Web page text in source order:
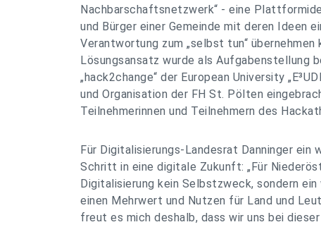
Nachbarschaftsnetzwerk“ - eine
und Bürger einer Gemeinde mit deren Ideen
Verantwortung zum „selbst tun“ übernehmen
Lösungsansatz wurde als Aufgabenstellung
„hack2change“ der European University
und Organisation der FH St. Pölten
Teilnehmerinnen und Teilnehmern des
Für Digitalisierungs-Landesrat Danninger ein
Schritt in eine digitale Zukunft: „Für
Digitalisierung kein Selbstzweck, sondern
einen Mehrwert und Nutzen für Land und
freut es mich deshalb, dass wir uns bei